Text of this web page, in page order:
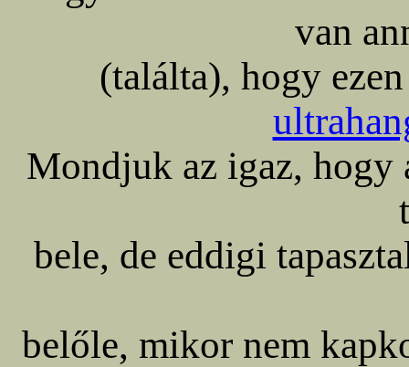
van
(találta), hogy
Mondjuk az igaz, hogy
bele, de eddigi
belőle, mikor nem